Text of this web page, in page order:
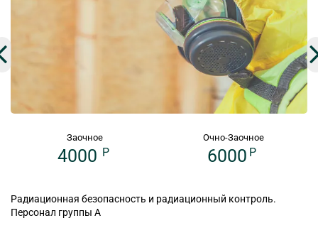
Заочное
4000 P
Очно-Заочное
6000 P
Радиационная безопасность и радиационный контроль.
Персонал группы А